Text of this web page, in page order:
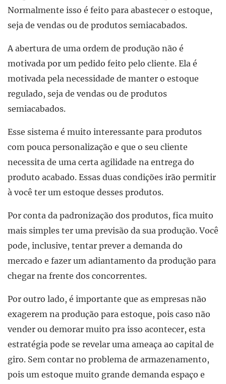
Normalmente isso é feito para abastecer o estoque,
seja de vendas ou de produtos semiacabados.
A abertura de uma ordem de produção não é
motivada por um pedido feito pelo cliente. Ela é
motivada pela necessidade de manter o estoque
regulado, seja de vendas ou de produtos
semiacabados.
Esse sistema é muito interessante para produtos
com pouca personalização e que o seu cliente
necessita de uma certa agilidade na entrega do
produto acabado. Essas duas condições irão permitir
à você ter um estoque desses produtos.
Por conta da padronização dos produtos, fica muito
mais simples ter uma previsão da sua produção. Você
pode, inclusive, tentar prever a demanda do
mercado e fazer um adiantamento da produção para
chegar na frente dos concorrentes.
Por outro lado, é importante que as empresas não
exagerem na produção para estoque, pois caso não
vender ou demorar muito pra isso acontecer, esta
estratégia pode se revelar uma ameaça ao capital de
giro. Sem contar no problema de armazenamento,
pois um estoque muito grande demanda espaço e